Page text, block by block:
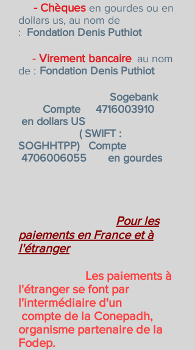
- Chèques en gourdes ou en
dollars us, au nom de
:
Fondation Denis Puthiot
- Virement bancaire au nom
de : Fondation Denis Puthiot
Sogebank
Compte 4716003910
en dollars US
( SWIFT :
SOGHHTPP) Compte
4706006055 ​ en gourdes
Pour les
paiements en France et à
l'étranger
Les paiements à
l'étranger se font par
l'intermédiaire d'un
compte de la Conepadh,
organisme partenaire de la
Fodep.